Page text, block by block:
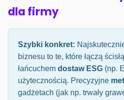
dla firmy
Szybki konkret:
biznesu to te, które łączą
łańcuchem dostaw ESG (np.
użytecznością. Precyzyjne
gadżetach (jak np. trwały